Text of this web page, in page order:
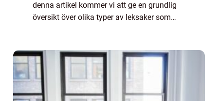
denna artikel kommer vi att ge en grundlig
översikt över olika typer av leksaker som